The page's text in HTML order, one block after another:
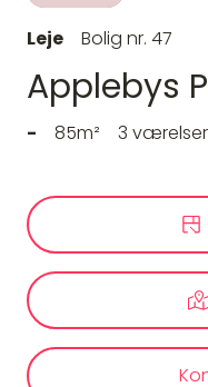
Leje Bolig nr. 47
Applebys
- 85m² 3 værelser